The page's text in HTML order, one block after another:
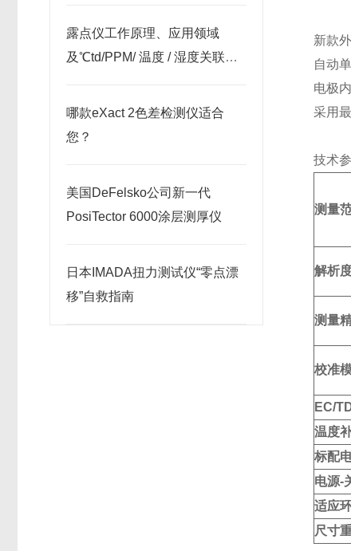
露点仪工作原理、应用领域
及℃td/PPM/ 温度 / 湿度关联关
哪款eXact 2色差检测仪适合
您？
美国DeFelsko公司新一代
PosiTector 6000涂层测厚仪
日本IMADA扭力测试仪“零点漂
移”自救指南
新款
自动
电极
采用
技术参
测量
解析
测量
校准
EC/
温度
标配
电源-
适应
尺寸